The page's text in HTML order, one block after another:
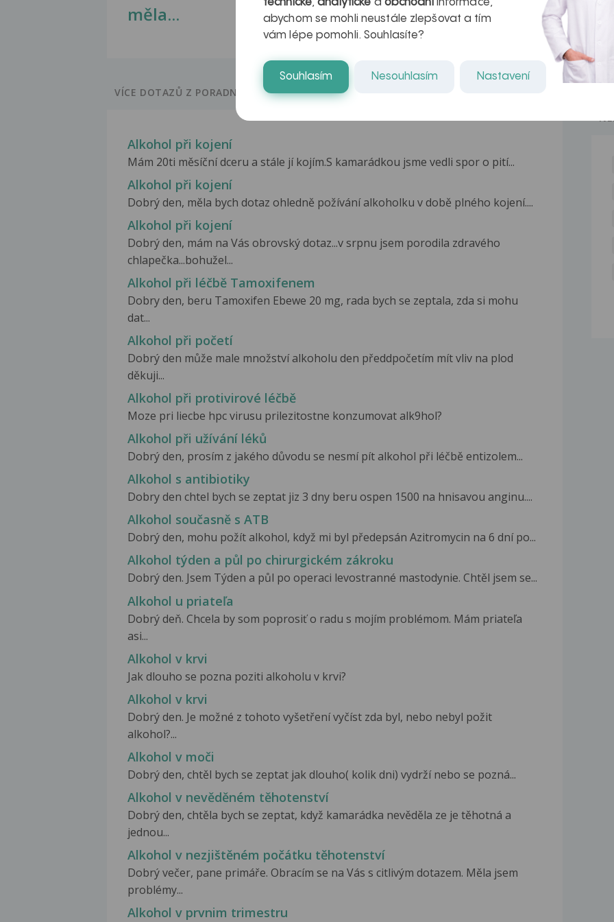
měla...
kteří ji...
VÍCE DOTAZŮ Z PORADNY
Alkohol při kojení
Mám 20ti měsíční dceru a stále jí kojím.S kamarádkou jsme vedli spor o pití...
Alkohol při kojení
Dobrý den, měla bych dotaz ohledně požívání alkoholku v době plného kojení....
Alkohol při kojení
Dobrý den, mám na Vás obrovský dotaz...v srpnu jsem porodila zdravého
chlapečka...bohužel...
Alkohol při léčbě Tamoxifenem
Dobry den, beru Tamoxifen Ebewe 20 mg, rada bych se zeptala, zda si mohu
dat...
Alkohol při početí
Dobrý den může male množství alkoholu den předdpočetím mít vliv na plod
děkuji...
Alkohol při protivirové léčbě
Moze pri liecbe hpc virusu prilezitostne konzumovat alk9hol?
Alkohol při užívání léků
Dobrý den, prosím z jakého důvodu se nesmí pít alkohol při léčbě entizolem...
Alkohol s antibiotiky
Dobry den chtel bych se zeptat jiz 3 dny beru ospen 1500 na hnisavou anginu....
Alkohol současně s ATB
Dobrý den, mohu požít alkohol, když mi byl předepsán Azitromycin na 6 dní po...
Alkohol týden a půl po chirurgickém zákroku
Dobrý den. Jsem Týden a půl po operaci levostranné mastodynie. Chtěl jsem se...
Alkohol u priateľa
Dobrý deň. Chcela by som poprosiť o radu s mojím problémom. Mám priateľa
asi...
Alkohol v krvi
Jak dlouho se pozna poziti alkoholu v krvi?
Alkohol v krvi
Dobrý den. Je možné z tohoto vyšetření vyčíst zda byl, nebo nebyl požit
alkohol?...
Alkohol v moči
Dobrý den, chtěl bych se zeptat jak dlouho( kolik dni) vydrží nebo se pozná...
Alkohol v nevěděném těhotenství
Dobrý den, chtěla bych se zeptat, když kamarádka nevěděla ze je těhotná a
jednou...
Alkohol v nezjištěném počátku těhotenství
Dobrý večer, pane primáře. Obracím se na Vás s citlivým dotazem. Měla jsem
problémy...
Alkohol v prvnim trimestru
technické,analytické a obchodníinformace,
abychom se mohli neustále zlepšovat a tím
vám lépe pomohli. Souhlasíte?
Souhlasím Nesouhlasím Nastavení